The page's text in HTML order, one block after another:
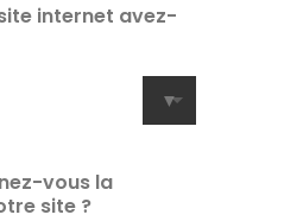
internet avez-
vous la
site ?